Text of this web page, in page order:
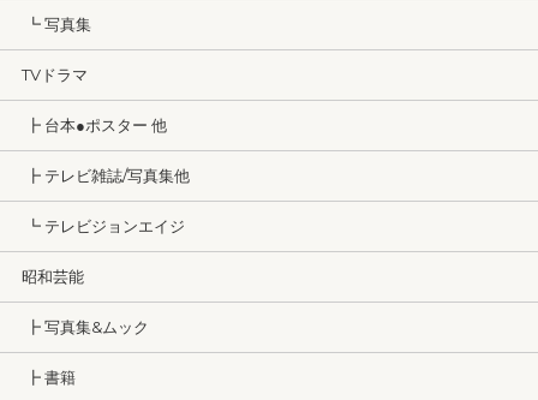
┗ 写真集
TVドラマ
┣ 台本●ポスター 他
┣ テレビ雑誌/写真集他
┗ テレビジョンエイジ
昭和芸能
┣ 写真集&ムック
┣ 書籍